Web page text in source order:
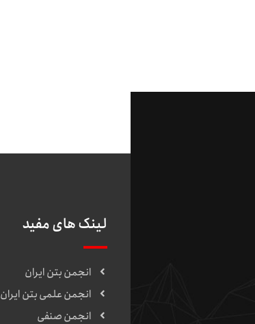
لینک های مفید
انجمن بتن ایران
انجمن علمی بتن ایران
انجمن صنفی